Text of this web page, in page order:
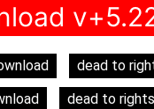
dead to
dead to